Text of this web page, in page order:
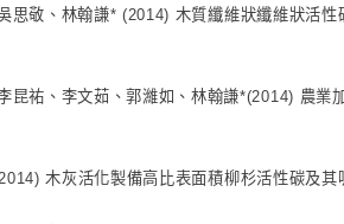
思敬、林翰謙* (2014) 木質纖維狀纖維狀活
昆祐、李文茹、郭濰如、林翰謙*(2014) 農
木灰活化製備高比表面積柳杉活性碳及